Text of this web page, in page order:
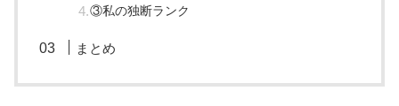
③私の独断ランク
まとめ